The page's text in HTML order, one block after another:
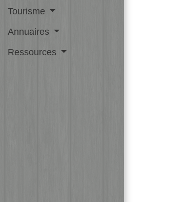
Tourisme
Annuaires
Ressources